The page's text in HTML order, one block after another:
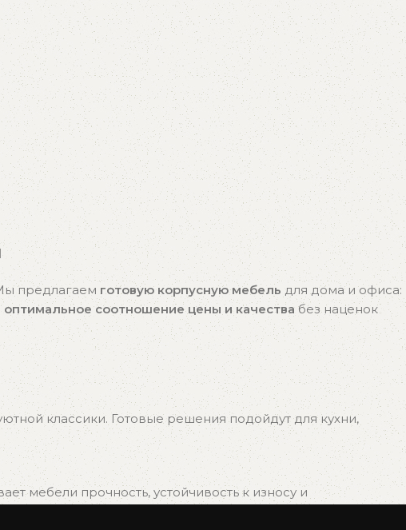
предлагаем готовую корпусную мебель для дома и офиса:
оптимальное соотношение цены и качества без наценок
классики. Готовые решения подойдут для кухни,
мебели прочность, устойчивость к износу и